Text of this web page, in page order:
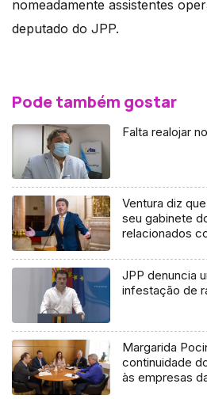
nomeadamente assistentes
deputado do JPP.
Pode também gostar
Falta realojar
Ventura diz
seu gabinete
relacionados
JPP denuncia
infestação de
Margarida
continuidade
às empresas